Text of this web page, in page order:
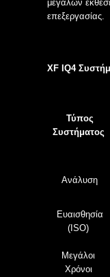
μεγάλων
επεξεργασίας.
XF IQ4
Τύπος
Συστήματος
Ανάλυση
Ευαισθησία
(ISO)
Μεγάλοι
Χρόνοι